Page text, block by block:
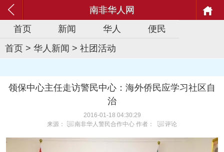
南非华人网
首页
新闻 华人
便民
首页 > 华人新闻 > 社团活动
领保中心主任走访警民中心：海外侨民应学习社区自
治
2016-01-18 04:30:29
来源：
南非华人警民合作中心 作者： 评论